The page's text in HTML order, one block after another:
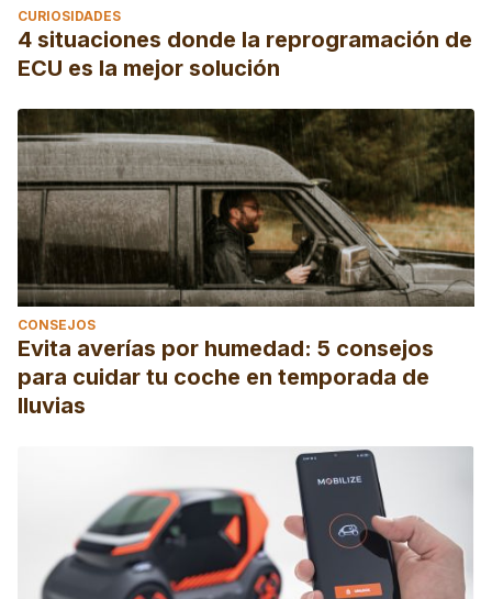
CURIOSIDADES
4 situaciones donde la reprogramación de
ECU es la mejor solución
CONSEJOS
Evita averías por humedad: 5 consejos
para cuidar tu coche en temporada de
lluvias